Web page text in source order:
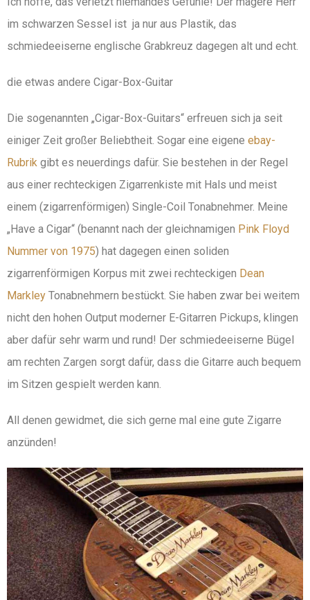
im schwarzen Sessel ist ja nur aus Plastik, das
schmiedeeiserne englische Grabkreuz dagegen alt und echt.
die etwas andere Cigar-Box-Guitar
Die sogenannten „Cigar-Box-Guitars“ erfreuen sich ja seit
einiger Zeit großer Beliebtheit. Sogar eine eigene ebay-
Rubrik gibt es neuerdings dafür. Sie bestehen in der Regel
aus einer rechteckigen Zigarrenkiste mit Hals und meist
einem (zigarrenförmigen) Single-Coil Tonabnehmer. Meine
„Have a Cigar“ (benannt nach der gleichnamigen Pink Floyd
Nummer von 1975) hat dagegen einen soliden
zigarrenförmigen Korpus mit zwei rechteckigen Dean
Markley Tonabnehmern bestückt. Sie haben zwar bei weitem
nicht den hohen Output moderner E-Gitarren Pickups, klingen
aber dafür sehr warm und rund! Der schmiedeeiserne Bügel
am rechten Zargen sorgt dafür, dass die Gitarre auch bequem
im Sitzen gespielt werden kann.
All denen gewidmet, die sich gerne mal eine gute Zigarre
anzünden!